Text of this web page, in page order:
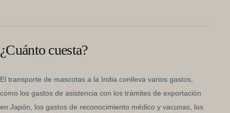
¿Cuánto cuesta?
El transporte de mascotas a la India conlleva varios gastos,
como los gastos de asistencia con los trámites de exportación
en Japón, los gastos de reconocimiento médico y vacunas, los